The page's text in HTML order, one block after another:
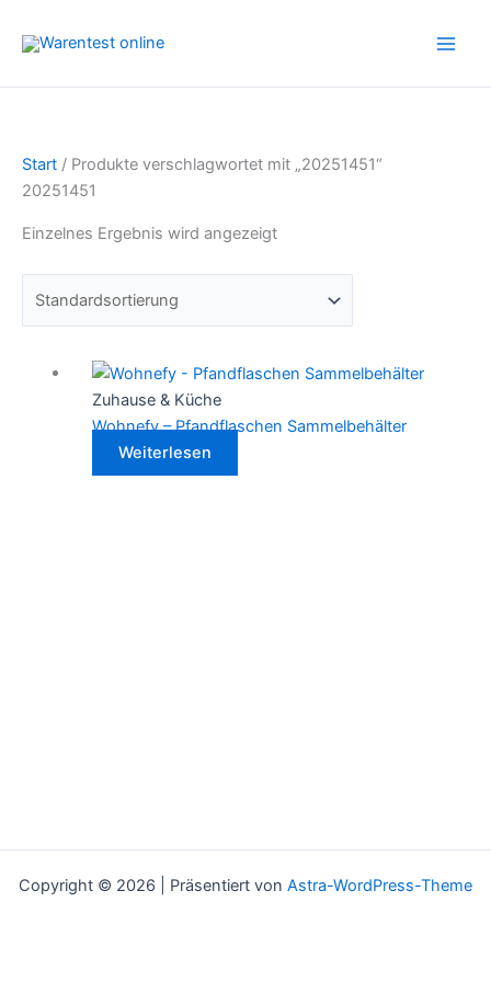
Inhalt
Start / Produkte verschlagwortet mit „20251451“
20251451
Einzelnes Ergebnis wird angezeigt
Zuhause & Küche
Wohnefy – Pfandflaschen Sammelbehälter
Weiterlesen
Copyright © 2026 | Präsentiert von Astra-WordPress-Theme